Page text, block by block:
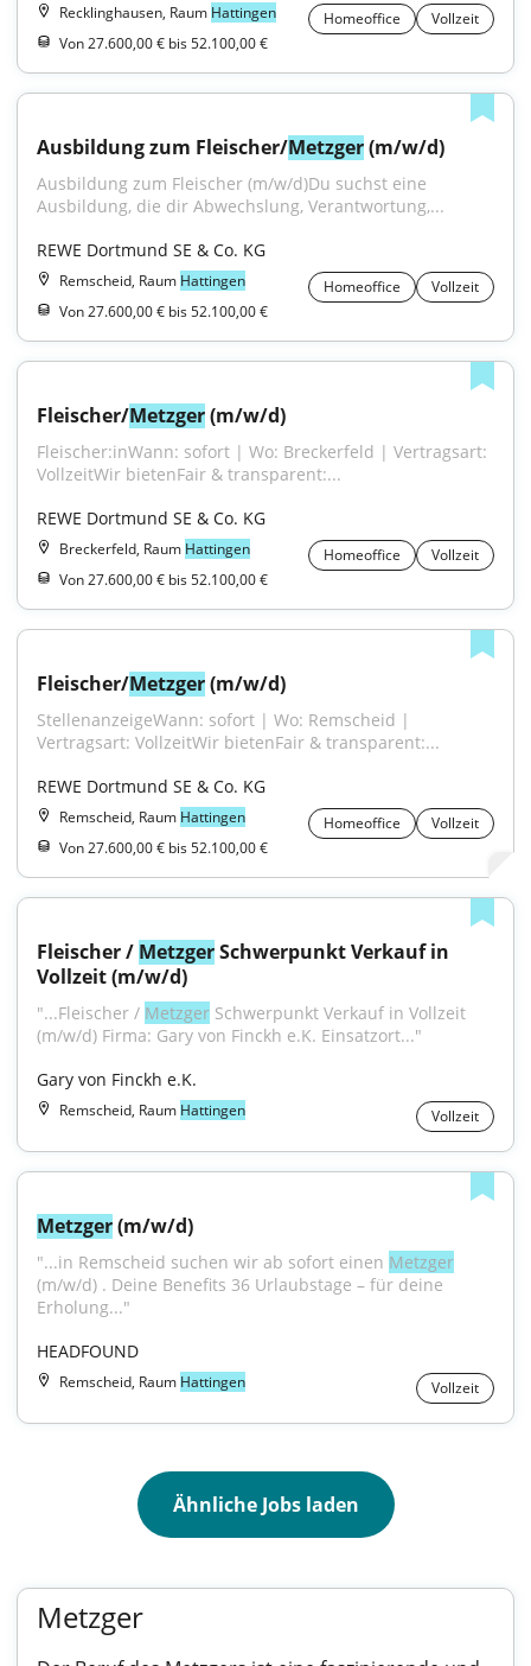
Recklinghausen, Raum Hattingen Homeoffice
Vollzeit
Von 27.600,00 € bis 52.100,00 €
Ausbildung zum Fleischer/Metzger (m/w/d)
Ausbildung zum Fleischer (m/w/d)Du suchst eine
Ausbildung, die dir Abwechslung, Verantwortung,...
REWE Dortmund SE & Co. KG
Remscheid, Raum Hattingen Homeoffice
Vollzeit
Von 27.600,00 € bis 52.100,00 €
Fleischer/Metzger (m/w/d)
Fleischer:inWann: sofort | Wo: Breckerfeld | Vertragsart:
VollzeitWir bietenFair & transparent:...
REWE Dortmund SE & Co. KG
Breckerfeld, Raum Hattingen Homeoffice
Vollzeit
Von 27.600,00 € bis 52.100,00 €
Fleischer/Metzger (m/w/d)
StellenanzeigeWann: sofort | Wo: Remscheid |
Vertragsart: VollzeitWir bietenFair & transparent:...
REWE Dortmund SE & Co. KG
Remscheid, Raum Hattingen Homeoffice
Vollzeit
Von 27.600,00 € bis 52.100,00 €
Fleischer / Metzger Schwerpunkt Verkauf in
Vollzeit (m/w/d)
"...Fleischer / Metzger Schwerpunkt Verkauf in Vollzeit
(m/w/d) Firma: Gary von Finckh e.K. Einsatzort..."
Gary von Finckh e.K.
Remscheid, Raum Hattingen Vollzeit
Metzger (m/w/d)
"...in Remscheid suchen wir ab sofort einen Metzger
(m/w/d) . Deine Benefits 36 Urlaubstage – für deine
Erholung..."
HEADFOUND
Remscheid, Raum Hattingen Vollzeit
Ähnliche Jobs laden
Metzger